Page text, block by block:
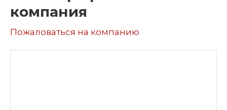
компания
Пожаловаться на компанию